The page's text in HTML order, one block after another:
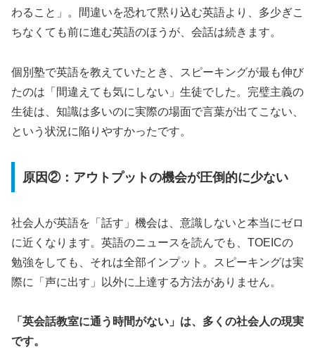
わること」。間違いを恐れて黙り込む英語より、多少ぎこ
ちなくても前に進む英語のほうが、会話は続きます。
個別塾で英語を教えていたとき、スピーキングが最も伸び
たのは「間違えても気にしない」生徒でした。完璧主義の
生徒は、知識は多いのに実際の場面で言葉が出てこない、
という状況に陥りやすかったです。
原因②：アウトプットの機会が圧倒的に少ない
社会人が英語を「話す」機会は、意識しないと本当にゼロ
に近くなります。英語のニュースを読んでも、TOEICの
勉強をしても、それは全部インプット。スピーキングは実
際に「声に出す」以外に上達する方法がありません。
「英会話教室に通う時間がない」は、多くの社会人の現実
です。